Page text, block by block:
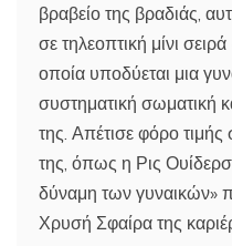
βραβείο της βραδιάς,
σε τηλεοπτική μίνι
οποία υποδύεται μια
συστηματική σωματική
της. Απέτισε φόρο
της, όπως η Ρις
δύναμη των γυναικών»
Χρυσή Σφαίρα της